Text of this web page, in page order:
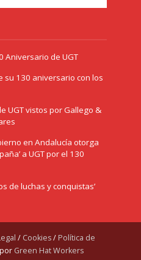
Aniversario de UGT
su 130 aniversario con los
UGT vistos por Gallego &
en Andalucía otorga
a UGT por el 130
de luchas y conquistas’
/ Cookies/ Política de
Green Hat Workers